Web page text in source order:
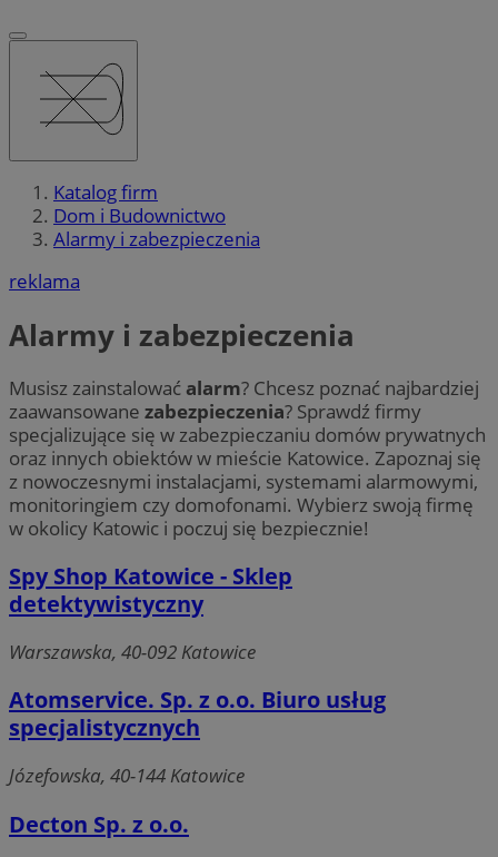
Katalog firm
Dom i Budownictwo
Alarmy i zabezpieczenia
reklama
Alarmy i zabezpieczenia
Musisz zainstalować alarm? Chcesz poznać najbardziej
zaawansowane zabezpieczenia? Sprawdź firmy
specjalizujące się w zabezpieczaniu domów prywatnych
oraz innych obiektów w mieście Katowice. Zapoznaj się
z nowoczesnymi instalacjami, systemami alarmowymi,
monitoringiem czy domofonami. Wybierz swoją firmę
w okolicy Katowic i poczuj się bezpiecznie!
Spy Shop Katowice - Sklep
detektywistyczny
Warszawska, 40-092 Katowice
Atomservice. Sp. z o.o. Biuro usług
specjalistycznych
Józefowska, 40-144 Katowice
Decton Sp. z o.o.